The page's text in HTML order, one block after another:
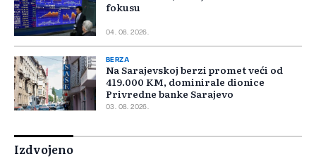
fokusu
04. 08. 2026.
BERZA
Na Sarajevskoj berzi promet veći od
419.000 KM, dominirale dionice
Privredne banke Sarajevo
03. 08. 2026.
Izdvojeno